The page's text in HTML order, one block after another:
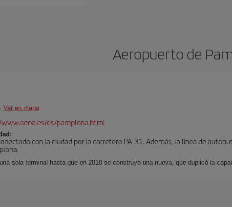
Aeropuerto de
Ver en mapa
es/pamplona.html
con la ciudad por la carretera PA-31. Además, la línea de
sola terminal hasta que en 2010 se construyó una nueva, que duplicó la